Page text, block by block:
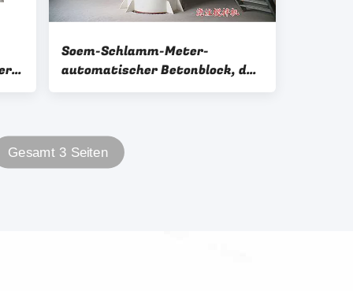
Soem-Schlamm-Meter-
automatischer Betonblock, der
Maschine herstellt
Gesamt 3 Seiten